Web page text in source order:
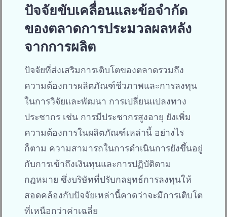
ปัจจัยขับเคลื่อนและข้อจำกัด
ของตลาดการประมวลผลหลัง
จากการผลิต
ปัจจัยที่ส่งเสริมการเติบโตของตลาดรวมถึง
ความต้องการผลิตภัณฑ์ชีวภาพและการลงทุน
ในการวิจัยและพัฒนา การเปลี่ยนแปลงทาง
ประชากร เช่น การมีประชากรสูงอายุ ยังเพิ่ม
ความต้องการในผลิตภัณฑ์เหล่านี้ อย่างไร
ก็ตาม ความสามารถในการดำเนินการยังขึ้นอยู่
กับการเข้าถึงเงินทุนและการปฏิบัติตาม
กฎหมาย ซึ่งบริษัทที่ปรับกลยุทธ์การลงทุนให้
สอดคล้องกับปัจจัยเหล่านี้คาดว่าจะมีการเติบโต
ที่เหนือกว่าค่าเฉลี่ย